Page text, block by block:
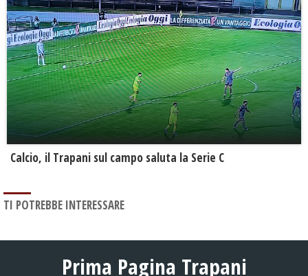
Calcio, il Trapani sul campo saluta la Serie C
TI POTREBBE INTERESSARE
Prima Pagina Trapani